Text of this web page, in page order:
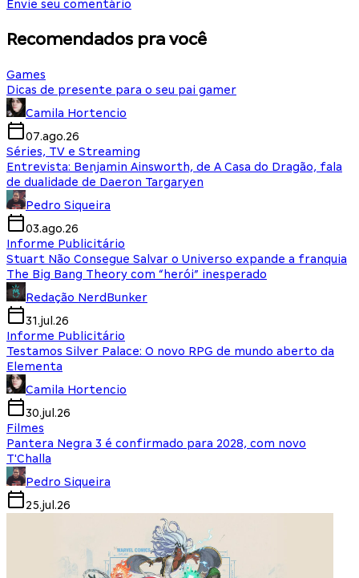
Envie seu comentário
Recomendados pra você
Games
Dicas de presente para o seu pai gamer
Camila Hortencio
07.ago.26
Séries, TV e Streaming
Entrevista: Benjamin Ainsworth, de A Casa do Dragão, fala
de dualidade de Daeron Targaryen
Pedro Siqueira
03.ago.26
Informe Publicitário
Stuart Não Consegue Salvar o Universo expande a franquia
The Big Bang Theory com “herói” inesperado
Redação NerdBunker
31.jul.26
Informe Publicitário
Testamos Silver Palace: O novo RPG de mundo aberto da
Elementa
Camila Hortencio
30.jul.26
Filmes
Pantera Negra 3 é confirmado para 2028, com novo
T'Challa
Pedro Siqueira
25.jul.26